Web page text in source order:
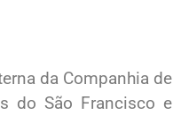
da Companhia de
do São Francisco e